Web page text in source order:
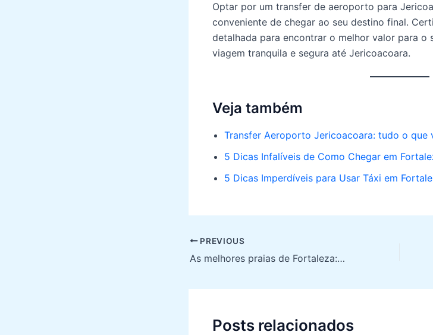
Optar por um transfer de aeroporto para
conveniente de chegar ao seu destino final.
detalhada para encontrar o melhor valor para o
viagem tranquila e segura até Jericoacoara.
Veja também
Transfer Aeroporto Jericoacoara: tudo o que
5 Dicas Infalíveis de Como Chegar em
5 Dicas Imperdíveis para Usar Táxi em
Post
navigation
PREVIOUS
As melhores praias de Fortaleza: descubra as paradisíacas!
Posts relacionados